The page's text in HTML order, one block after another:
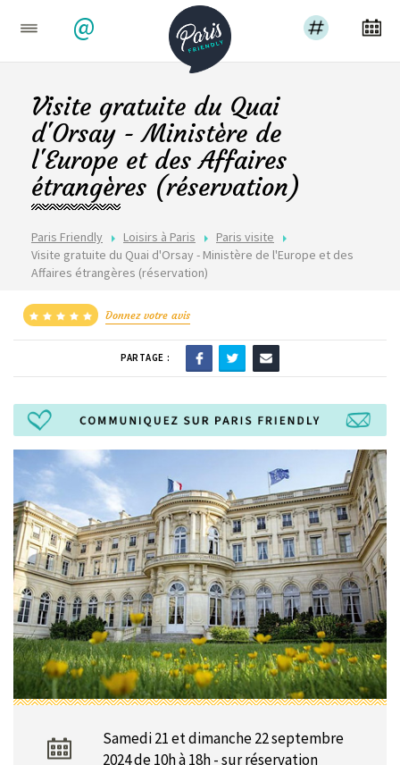
@
Paris Friendly Loisirs à Paris
Paris visite
Visite gratuite du Quai d'Orsay - Ministère de l'Europe et des
Affaires étrangères (réservation)
Visite gratuite du Quai
d'Orsay - Ministère de
l'Europe et des Affaires
étrangères (réservation)
Donnez votre avis
PARTAGE :
Samedi 21 et dimanche 22 septembre
2024 de 10h à 18h - sur réservation